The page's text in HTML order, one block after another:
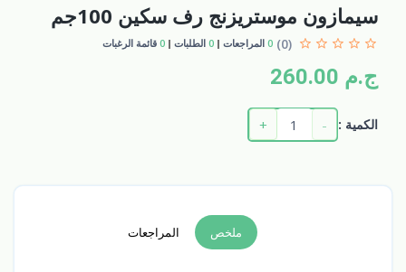
سيمازون موستريزنج رف سكين 100جم
(0)
0 المراجعات 0 الطلبات 0 قائمة الرغبات
ج.م 260.00
الكمية : -
+
ملخص المراجعات